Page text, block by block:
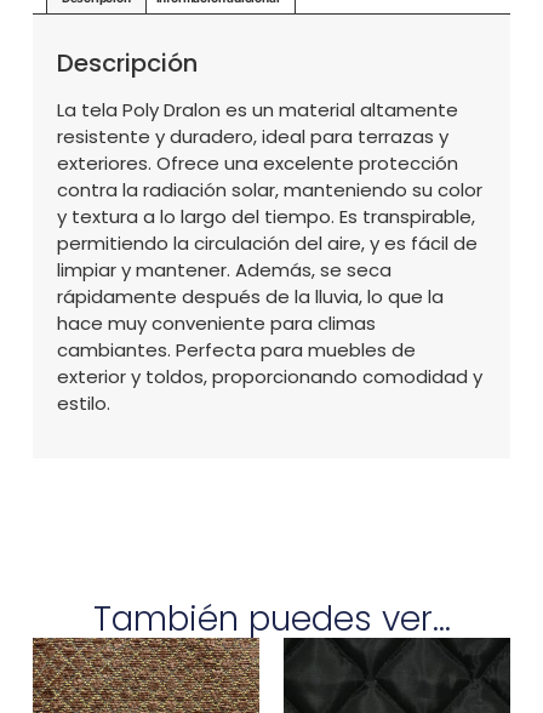
Descripción
La tela Poly Dralon es un material altamente
resistente y duradero, ideal para terrazas y
exteriores. Ofrece una excelente protección
contra la radiación solar, manteniendo su color
y textura a lo largo del tiempo. Es transpirable,
permitiendo la circulación del aire, y es fácil de
limpiar y mantener. Además, se seca
rápidamente después de la lluvia, lo que la
hace muy conveniente para climas
cambiantes. Perfecta para muebles de
exterior y toldos, proporcionando comodidad y
estilo.
También puedes ver...